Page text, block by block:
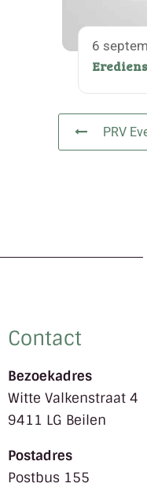
6
PRV
Contact
Bezoekadres
Witte Valkenstraat 4
9411 LG Beilen
Postadres
Postbus 155